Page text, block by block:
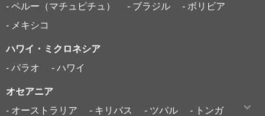
- ペルー（マチュピチュ）
- ブラジル
- ボリビア
- メキシコ
ハワイ・ミクロネシア
- パラオ
- ハワイ
オセアニア
- オーストラリア
- キリバス - ツバル
- トンガ